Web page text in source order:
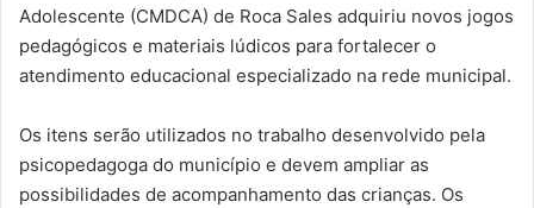
Adolescente (CMDCA) de Roca Sales adquiriu novos jogos
pedagógicos e materiais lúdicos para fortalecer o
atendimento educacional especializado na rede municipal.
Os itens serão utilizados no trabalho desenvolvido pela
psicopedagoga do município e devem ampliar as
possibilidades de acompanhamento das crianças. Os